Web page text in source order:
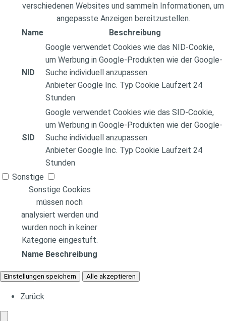
verschiedenen Websites und sammeln Informationen, um
angepasste Anzeigen bereitzustellen.
Name
Beschreibung
NID
Google verwendet Cookies wie das NID-Cookie,
um Werbung in Google-Produkten wie der Google-
Suche individuell anzupassen.
Anbieter Google Inc. Typ Cookie Laufzeit 24
Stunden
SID
Google verwendet Cookies wie das SID-Cookie,
um Werbung in Google-Produkten wie der Google-
Suche individuell anzupassen.
Anbieter Google Inc. Typ Cookie Laufzeit 24
Stunden
Sonstige
Sonstige Cookies
müssen noch
analysiert werden und
wurden noch in keiner
Kategorie eingestuft.
Name Beschreibung
Einstellungen speichern Alle akzeptieren
Zurück